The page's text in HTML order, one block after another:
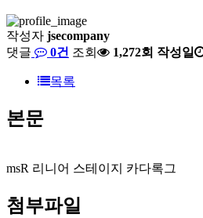
작성자 jsecompany
댓글
0건 조회 1,272회 작성일
목록
본문
msR 리니어 스테이지 카다록그
첨부파일